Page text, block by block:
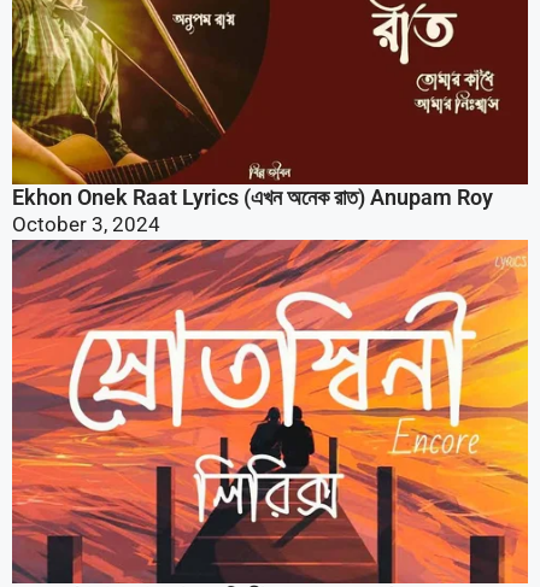
Ekhon Onek Raat Lyrics (এখন অনেক রাত) Anupam Roy
October 3, 2024